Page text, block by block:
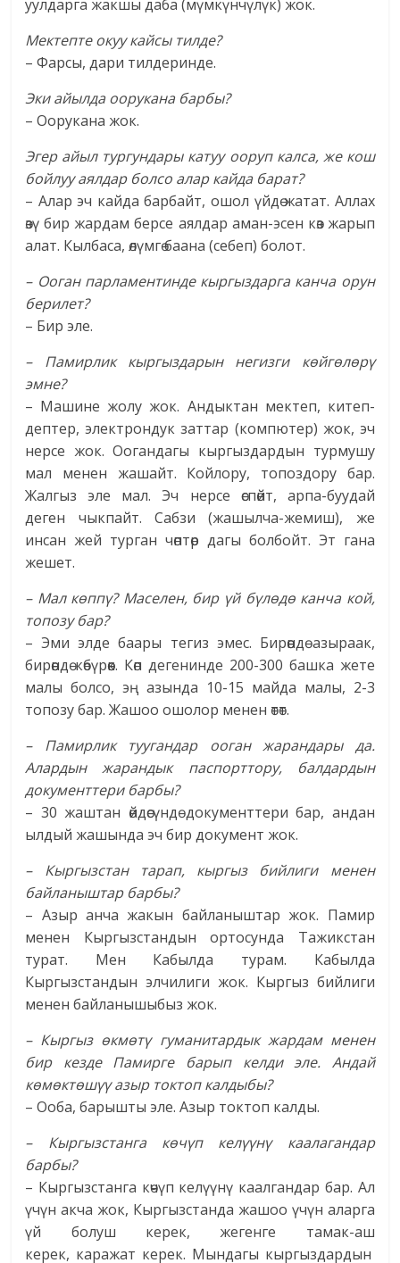
уулдарга жакшы даба (мүмкүнчүлүк) жок.
Мектепте окуу кайсы тилде?
– Фарсы, дари тилдеринде.
Эки айылда оорукана барбы?
– Оорукана жок.
Эгер айыл тургундары катуу ооруп калса, же кош
бойлуу аялдар болсо алар кайда барат?
– Алар эч кайда барбайт, ошол үйдө жатат. Аллах
өзү бир жардам берсе аялдар аман-эсен көз жарып
алат. Кылбаса, өлүмгө баана (себеп) болот.
– Ооган парламентинде кыргыздарга канча орун
берилет?
– Бир эле.
– Памирлик кыргыздарын негизги көйгөлөрү
эмне?
– Машине жолу жок. Андыктан мектеп, китеп-
дептер, электрондук заттар (компютер) жок, эч
нерсе жок. Оогандагы кыргыздардын турмушу
мал менен жашайт. Койлору, топоздору бар.
Жалгыз эле мал. Эч нерсе өспөйт, арпа-буудай
деген чыкпайт. Сабзи (жашылча-жемиш), же
инсан жей турган чөптөр дагы болбойт. Эт гана
жешет.
– Мал көппү? Маселен, бир үй бүлөдө канча кой,
топозу бар?
– Эми элде баары тегиз эмес. Бирөөндө азыраак,
бирөөндө көбүрөөк. Көп дегенинде 200-300 башка жете
малы болсо, эң азында 10-15 майда малы, 2-3
топозу бар. Жашоо ошолор менен өтөт.
– Памирлик туугандар ооган жарандары да.
Алардын жарандык паспорттору, балдардын
документтери барбы?
– 30 жаштан өйдөсүндө документтери бар, андан
ылдый жашында эч бир документ жок.
– Кыргызстан тарап, кыргыз бийлиги менен
байланыштар барбы?
– Азыр анча жакын байланыштар жок. Памир
менен Кыргызстандын ортосунда Тажикстан
турат. Мен Кабылда турам. Кабылда
Кыргызстандын элчилиги жок. Кыргыз бийлиги
менен байланышыбыз жок.
– Кыргыз өкмөтү гуманитардык жардам менен
бир кезде Памирге барып келди эле. Андай
көмөктөшүү азыр токтоп калдыбы?
– Ооба, барышты эле. Азыр токтоп калды.
– Кыргызстанга көчүп келүүнү каалагандар
барбы?
– Кыргызстанга көчүп келүүнү каалгандар бар. Ал
үчүн акча жок, Кыргызстанда жашоо үчүн аларга
үй болуш керек, жегенге тамак-аш
керек, каражат керек. Мындагы кыргыздардын